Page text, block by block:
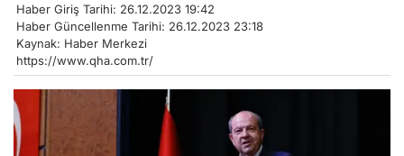
Haber Giriş Tarihi: 26.12.2023 19:42
Haber Güncellenme Tarihi: 26.12.2023 23:18
Kaynak: Haber Merkezi
https://www.qha.com.tr/